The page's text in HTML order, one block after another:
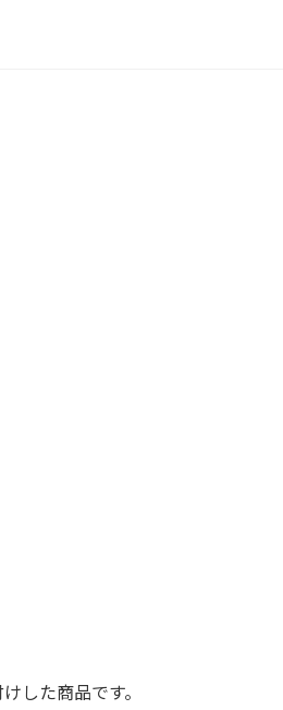
した商品です。